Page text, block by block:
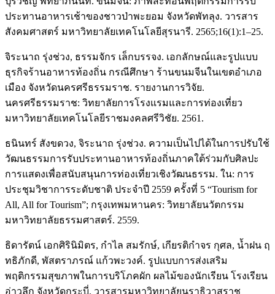
ประทานอาหารเช้าของชาวป่าพะยอม จังหวัดพัทลุง. วารสาร
สังคมศาสตร์ มหาวิทยาลัยเทคโนโลยีสุรนารี. 2565;16(1):1–25.
จิระนาถ รุ่งช่วง, ธรรมจักร เล็กบรรจง. เอกลักษณ์และรูปแบบ
ธุรกิจร้านอาหารท้องถิ่น กรณีศึกษา ร้านขนมจีนในเขตอำเภอ
เมือง จังหวัดนครศรีธรรมราช. รายงานการวิจัย.
นครศรีธรรมราช: วิทยาลัยการโรงแรมและการท่องเที่ยว
มหาวิทยาลัยเทคโนโลยีราชมงคลศรีวิชัย. 2561.
ธนินทร์ สังขดวง, จิระนาถ รุ่งช่วง. ความเป็นไปได้ในการปรับใช้
วัฒนธรรมการรับประทานอาหารท้องถิ่นภาคใต้ร่วมกับศิลปะ
การแสดงเพื่อสนับสนุนการท่องเที่ยวเชิงวัฒนธรรม. ใน: การ
ประชุมวิชาการระดับชาติ ประจำปี 2559 ครั้งที่ 5 “Tourism for
All, All for Tourism”; กรุงเทพมหานคร: วิทยาลัยนวัตกรรม
มหาวิทยาลัยธรรมศาสตร์. 2559.
ธิดารัตน์ เอกศิรินิมิตร, กำไล สมรักษ์, เกียรติกำจร กุศล, น้ำฝน ฤ
ทธิภักดี, พัสตราภรณ์ แก้วพะวงค์. รูปแบบการส่งเสริม
พฤติกรรมสุขภาพในการบริโภคผัก ผลไม้ของนักเรียน โรงเรียน
อ่าวลึก จังหวัดกระบี่. วารสารมหาวิทยาลัยนราธิวาสราช